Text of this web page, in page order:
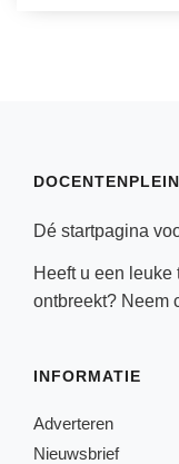
Dé startpagina
Heeft u een leuke
ontbreekt? Neem
INFORMATIE
Adverteren
Nieuwsbrief